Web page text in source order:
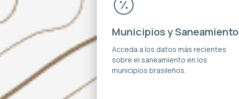
Municipios y Saneamiento
Acceda a los datos más recientes
sobre el saneamiento en los
municipios brasileños.